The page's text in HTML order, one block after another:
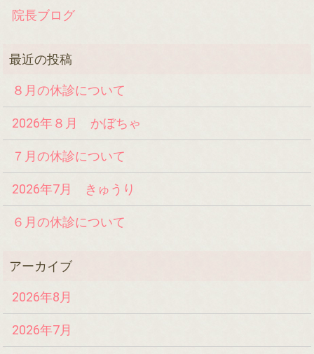
院長ブログ
８月の休診について
2026年８月 かぼちゃ
７月の休診について
2026年7月 きゅうり
６月の休診について
2026年8月
2026年7月